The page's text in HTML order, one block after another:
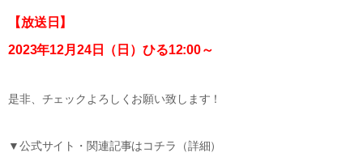
【放送日】
2023年12月24日（日）ひる12:00～
是非、チェックよろしくお願い致します！
▼公式サイト・関連記事はコチラ（詳細）